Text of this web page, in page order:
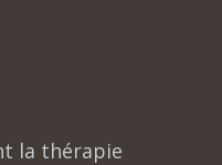
la thérapie